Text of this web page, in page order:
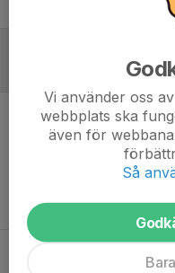
Vi använder oss
webbplats ska
även för
Så